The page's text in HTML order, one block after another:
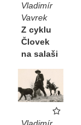
Vladimír
Vavrek
Z cyklu
Človek
na salaši
Vladimír